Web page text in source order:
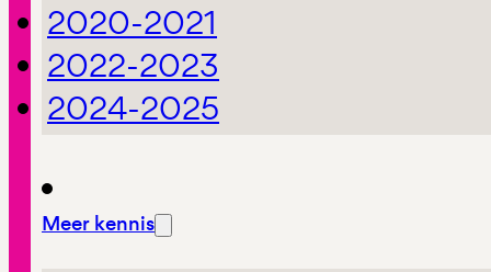
2020-2021
2022-2023
2024-2025
Meer kennis